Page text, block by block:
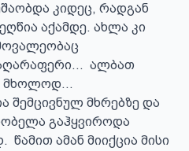
კიდეც, რადგან
აქამდე. ახლა კი
ალბათ
მხოლოდ...
გაჰყვიროდა
ამან მიიქცია მისი